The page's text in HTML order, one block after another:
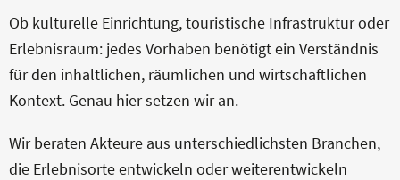
KONTAKT
Ob kulturelle Einrichtung, touristische Infrastruktur oder
Erlebnisraum: jedes Vorhaben benötigt ein Verständnis
für den inhaltlichen, räumlichen und wirtschaftlichen
Kontext. Genau hier setzen wir an.
Wir beraten Akteure aus unterschiedlichsten Branchen,
die Erlebnisorte entwickeln oder weiterentwickeln